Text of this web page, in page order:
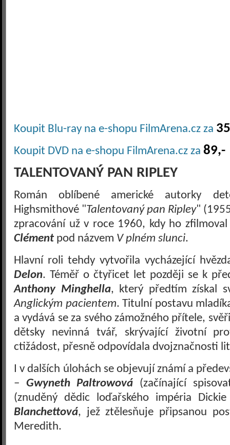
Koupit Blu-ray na e-shopu FilmArena.cz za
Koupit DVD na e-shopu FilmArena.cz za 89,-
TALENTOVANÝ PAN RIPLEY
Román oblíbené americké autorky
Highsmithové "Talentovaný pan Ripley"
zpracování už v roce 1960, kdy ho
Clément pod názvem V plném slunci.
Hlavní roli tehdy vytvořila vycházející
Delon. Téměř o čtyřicet let později se k
Anthony Minghella, který předtím získal
Anglickým pacientem. Titulní postavu
a vydává se za svého zámožného přítele,
dětsky nevinná tvář, skrývající životní
ctižádost, přesně odpovídala dvojznačnosti
I v dalších úlohách se objevují známí a
– Gwyneth Paltrowová (začínající
(znuděný dědic loďařského impéria
Blanchettová, jež ztělesňuje připsanou
Meredith.